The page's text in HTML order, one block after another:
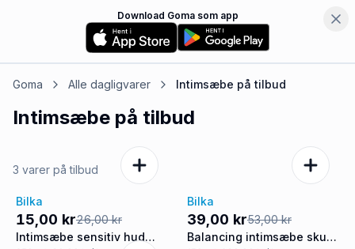
Download Goma som app
Goma Alle dagligvarer Intimsæbe på tilbud
Intimsæbe på tilbud
3 varer på tilbud
-42%
Bilka
15,00 kr26,00 kr
Intimsæbe sensitiv hud
-26%
Bilka
39,00 kr53,00 kr
Balancing intimsæbe skum